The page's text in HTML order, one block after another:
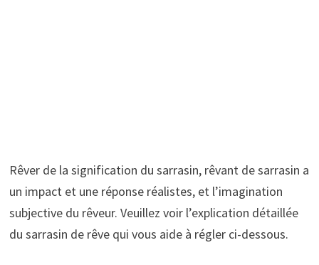
Rêver de la signification du sarrasin, rêvant de sarrasin a
un impact et une réponse réalistes, et l’imagination
subjective du rêveur. Veuillez voir l’explication détaillée
du sarrasin de rêve qui vous aide à régler ci-dessous.